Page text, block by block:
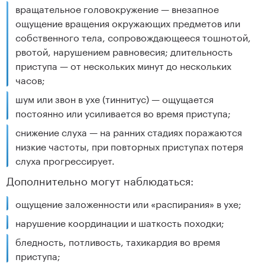
вращательное головокружение — внезапное
ощущение вращения окружающих предметов или
собственного тела, сопровождающееся тошнотой,
рвотой, нарушением равновесия; длительность
приступа — от нескольких минут до нескольких
часов;
шум или звон в ухе (тиннитус) — ощущается
постоянно или усиливается во время приступа;
снижение слуха — на ранних стадиях поражаются
низкие частоты, при повторных приступах потеря
слуха прогрессирует.
Дополнительно могут наблюдаться:
ощущение заложенности или «распирания» в ухе;
нарушение координации и шаткость походки;
бледность, потливость, тахикардия во время
приступа;